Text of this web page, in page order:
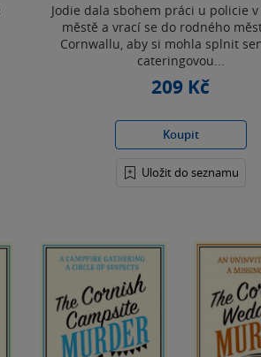
Jodie dala sbohem práci u policie
městě a vrací se do rodného
Cornwallu, aby si mohla splnit
cateringovou...
209 Kč
Koupit
Uložit do seznamu